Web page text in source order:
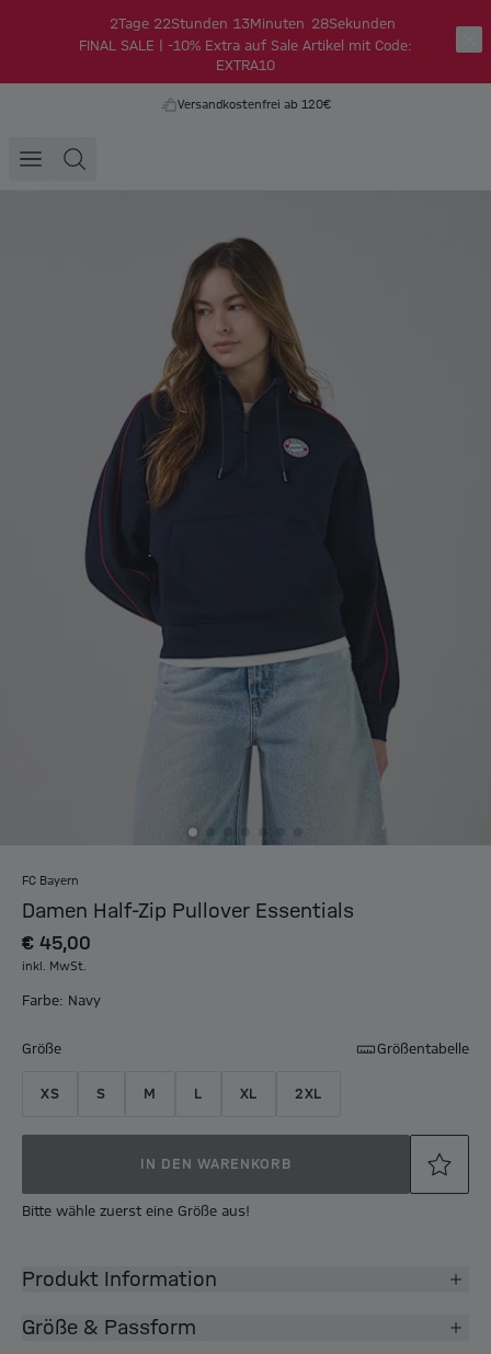
2Tage 22Stunden 13 Minuten 28Sekunden
FINAL SALE | -10% Extra auf Sale Artikel mit Code:
EXTRA10
Versandkostenfrei ab 120€
FC Bayern
Damen Half-Zip Pullover Essentials
€ 45,00
inkl. MwSt.
Farbe: Navy
Größe Größentabelle
XS S M L XL 2XL
IN DEN WARENKORB
Bitte wähle zuerst eine Größe aus!
Produkt Information
Größe & Passform